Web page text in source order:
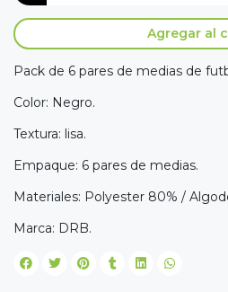
Agregar al
Pack de 6 pares de medias de
Color: Negro.
Textura: lisa.
Empaque: 6 pares de medias.
Materiales: Polyester 80% /
Marca: DRB.